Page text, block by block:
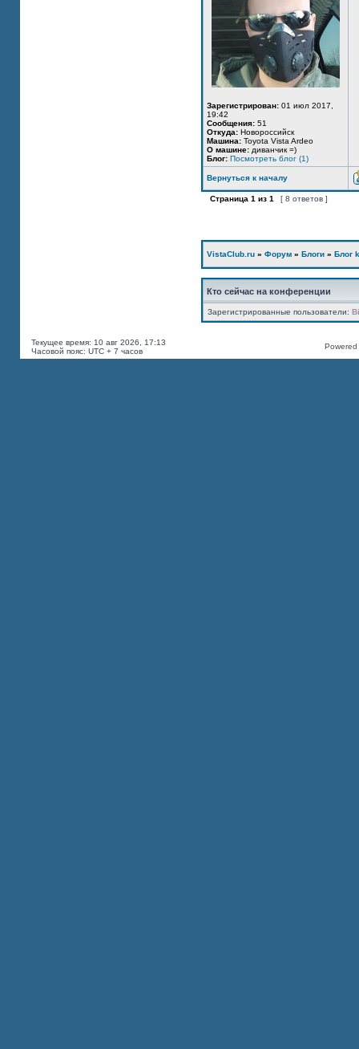
Зарегистрирован: 01 июл 2017,
19:42
Сообщения: 51
Откуда: Новороссийск
Машина: Toyota Vista Ardeo
О машине: диванчик =)
Блог: Посмотреть блог (1)
Вернуться к началу
Страница 1 из 1 [ 8 ответов ]
VistaClub.ru » Форум » Блоги » Блог
Кто сейчас на конференции
Зарегистрированные пользователи:
Текущее время: 10 авг 2026, 17:13
Часовой пояс: UTC + 7 часов